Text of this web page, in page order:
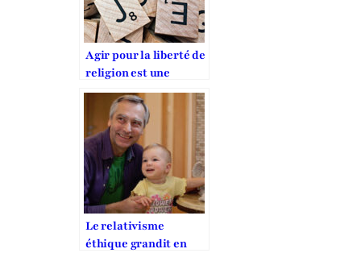
Agir pour la liberté de
religion est une
obligation morale
Le relativisme
éthique grandit en